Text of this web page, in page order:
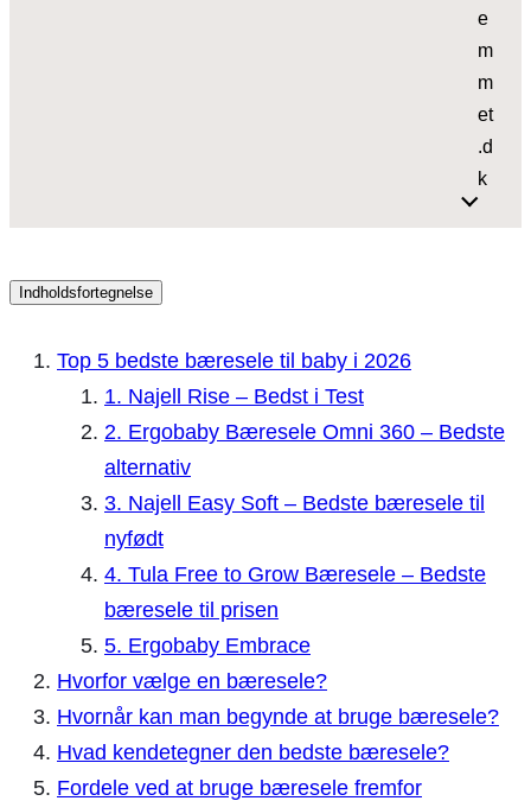
e
m
m
et
.d
k
Indholdsfortegnelse
Top 5 bedste bæresele til baby i 2026
1. Najell Rise – Bedst i Test
2. Ergobaby Bæresele Omni 360 – Bedste
alternativ
3. Najell Easy Soft – Bedste bæresele til
nyfødt
4. Tula Free to Grow Bæresele – Bedste
bæresele til prisen
5. Ergobaby Embrace
Hvorfor vælge en bæresele?
Hvornår kan man begynde at bruge bæresele?
Hvad kendetegner den bedste bæresele?
Fordele ved at bruge bæresele fremfor